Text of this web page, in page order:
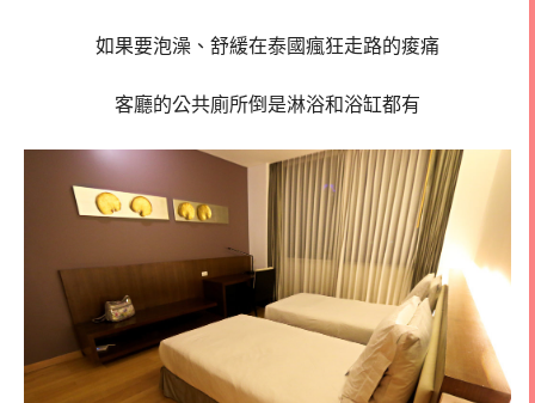
如果要泡澡、舒緩在泰國瘋狂走路的痠痛
客廳的公共廁所倒是淋浴和浴缸都有